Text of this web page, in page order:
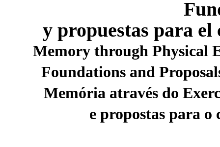
y propuestas para
Memory through Physical
Foundations and
Memória através do
e propostas para